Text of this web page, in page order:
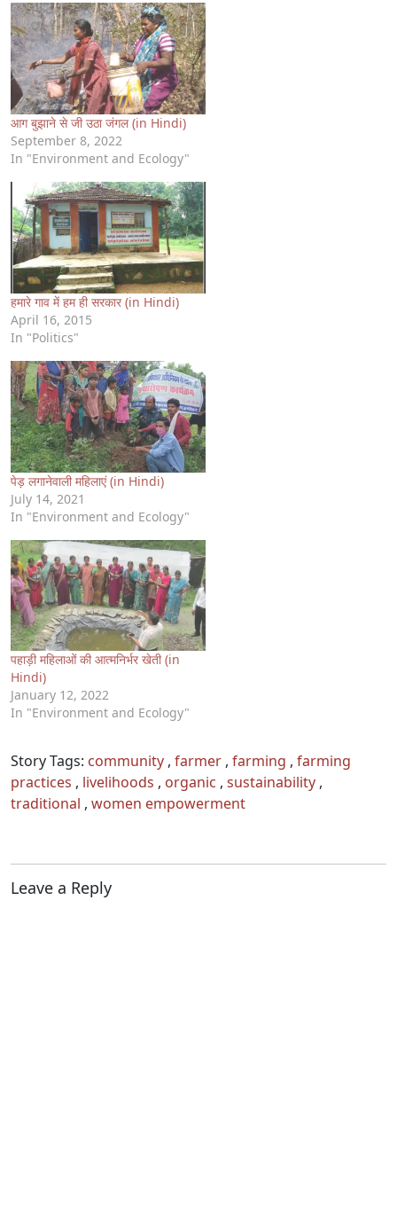
आग बुझाने से जी उठा जंगल (in Hindi)
September 8, 2022
In "Environment and Ecology"
हमारे गाव में हम ही सरकार (in Hindi)
April 16, 2015
In "Politics"
पेड़ लगानेवाली महिलाएं (in Hindi)
July 14, 2021
In "Environment and Ecology"
पहाड़ी महिलाओं की आत्मनिर्भर खेती (in
Hindi)
January 12, 2022
In "Environment and Ecology"
Story Tags: community , farmer , farming , farming
practices , livelihoods , organic , sustainability ,
traditional , women empowerment
Leave a Reply